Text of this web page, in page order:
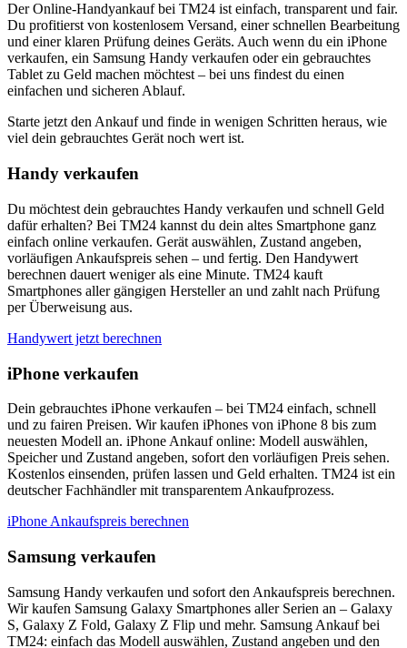
Der Online-Handyankauf bei TM24 ist einfach, transparent und fair.
Du profitierst von kostenlosem Versand, einer schnellen Bearbeitung
und einer klaren Prüfung deines Geräts. Auch wenn du ein iPhone
verkaufen, ein Samsung Handy verkaufen oder ein gebrauchtes
Tablet zu Geld machen möchtest – bei uns findest du einen
einfachen und sicheren Ablauf.
Starte jetzt den Ankauf und finde in wenigen Schritten heraus, wie
viel dein gebrauchtes Gerät noch wert ist.
Handy verkaufen
Du möchtest dein gebrauchtes Handy verkaufen und schnell Geld
dafür erhalten? Bei TM24 kannst du dein altes Smartphone ganz
einfach online verkaufen. Gerät auswählen, Zustand angeben,
vorläufigen Ankaufspreis sehen – und fertig. Den Handywert
berechnen dauert weniger als eine Minute. TM24 kauft
Smartphones aller gängigen Hersteller an und zahlt nach Prüfung
per Überweisung aus.
Handywert jetzt berechnen
iPhone verkaufen
Dein gebrauchtes iPhone verkaufen – bei TM24 einfach, schnell
und zu fairen Preisen. Wir kaufen iPhones von iPhone 8 bis zum
neuesten Modell an. iPhone Ankauf online: Modell auswählen,
Speicher und Zustand angeben, sofort den vorläufigen Preis sehen.
Kostenlos einsenden, prüfen lassen und Geld erhalten. TM24 ist ein
deutscher Fachhändler mit transparentem Ankaufprozess.
iPhone Ankaufspreis berechnen
Samsung verkaufen
Samsung Handy verkaufen und sofort den Ankaufspreis berechnen.
Wir kaufen Samsung Galaxy Smartphones aller Serien an – Galaxy
S, Galaxy Z Fold, Galaxy Z Flip und mehr. Samsung Ankauf bei
TM24: einfach das Modell auswählen, Zustand angeben und den